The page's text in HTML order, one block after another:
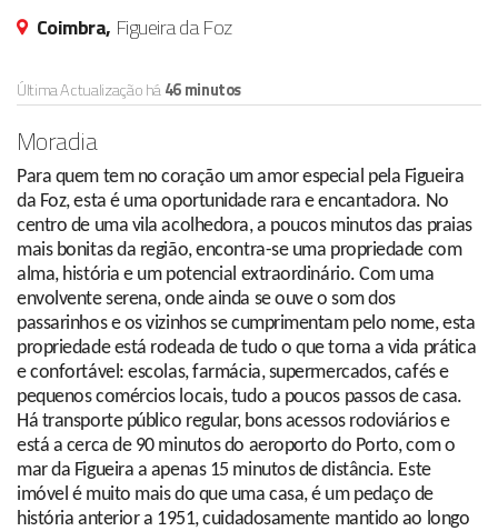
Coimbra, Figueira da Foz
Última Actualização há46 minutos
Moradia
Para quem tem no coração um amor especial pela Figueira
da Foz, esta é uma oportunidade rara e encantadora. No
centro de uma vila acolhedora, a poucos minutos das praias
mais bonitas da região, encontra-se uma propriedade com
alma, história e um potencial extraordinário. Com uma
envolvente serena, onde ainda se ouve o som dos
passarinhos e os vizinhos se cumprimentam pelo nome, esta
propriedade está rodeada de tudo o que torna a vida prática
e confortável: escolas, farmácia, supermercados, cafés e
pequenos comércios locais, tudo a poucos passos de casa.
Há transporte público regular, bons acessos rodoviários e
está a cerca de 90 minutos do aeroporto do Porto, com o
mar da Figueira a apenas 15 minutos de distância. Este
imóvel é muito mais do que uma casa, é um pedaço de
história anterior a 1951, cuidadosamente mantido ao longo